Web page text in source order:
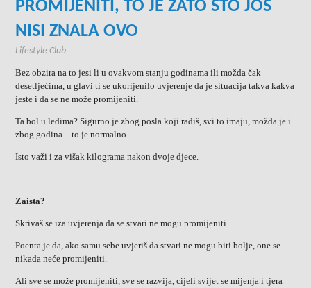
PROMIJENITI, TO JE ZATO ŠTO JOŠ
NISI ZNALA OVO
Lifestyle Club
Bez obzira na to jesi li u ovakvom stanju godinama ili možda čak
desetljećima, u glavi ti se ukorijenilo uvjerenje da je situacija takva kakva
jeste i da se ne može promijeniti.
Ta bol u leđima? Sigurno je zbog posla koji radiš, svi to imaju, možda je i
zbog godina – to je normalno.
Isto važi i za višak kilograma nakon dvoje djece.
Zaista?
Skrivaš se iza uvjerenja da se stvari ne mogu promijeniti.
Poenta je da, ako samu sebe uvjeriš da stvari ne mogu biti bolje, one se
nikada neće promijeniti.
Ali sve se može promijeniti, sve se razvija, cijeli svijet se mijenja i tjera